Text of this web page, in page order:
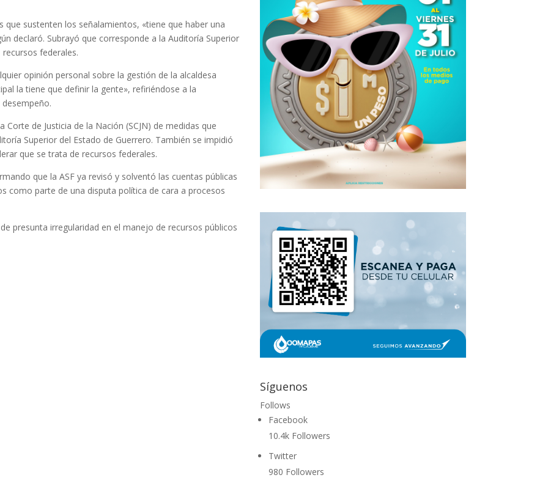
sustenten los señalamientos, «tiene que haber una
declaró. Subrayó que corresponde a la Auditoría Superior
federales.
opinión personal sobre la gestión de la alcaldesa
la tiene que definir la gente», refiriéndose a la
de Justicia de la Nación (SCJN) de medidas que
Superior del Estado de Guerrero. También se impidió
que se trata de recursos federales.
que la ASF ya revisó y solventó las cuentas públicas
como parte de una disputa política de cara a procesos
presunta irregularidad en el manejo de recursos públicos
Síguenos
Follows
Facebook
10.4k Followers
Twitter
980 Followers